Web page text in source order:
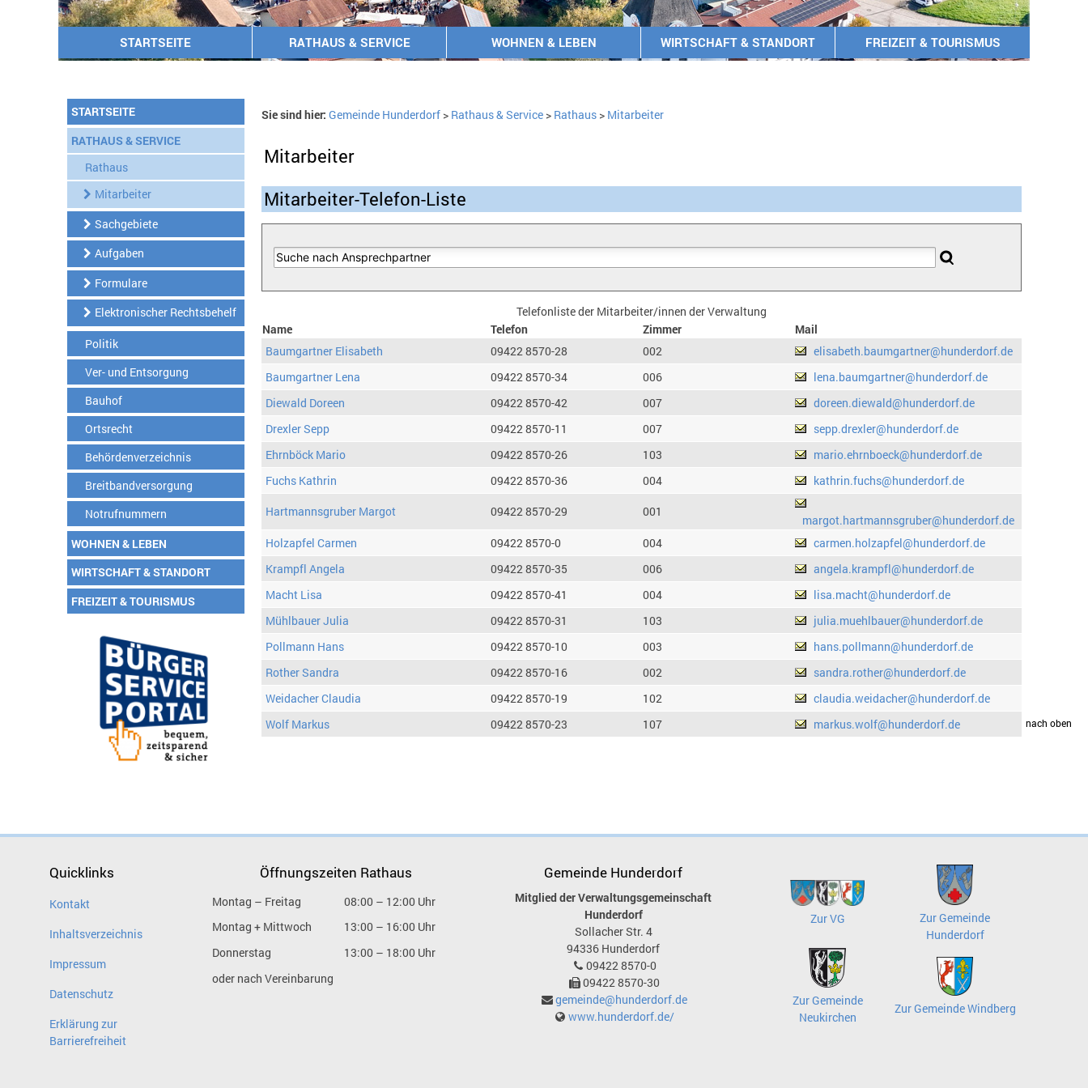
STARTSEITE RATHAUS & SERVICE WOHNEN & LEBEN WIRTSCHAFT & STANDORT FREIZEIT & TOURISMUS
STARTSEITE
RATHAUS & SERVICE
Rathaus
Mitarbeiter
Sachgebiete
Aufgaben
Formulare
Elektronischer Rechtsbehelf
Politik
Ver- und Entsorgung
Bauhof
Ortsrecht
Behördenverzeichnis
Breitbandversorgung
Notrufnummern
WOHNEN & LEBEN
WIRTSCHAFT & STANDORT
FREIZEIT & TOURISMUS
Sie sind hier: Gemeinde Hunderdorf> Rathaus & Service> Rathaus> Mitarbeiter
Mitarbeiter
Mitarbeiter-Telefon-Liste
Telefonliste der Mitarbeiter/innen der Verwaltung
Name
Telefon Zimmer
Mail
Baumgartner Elisabeth
09422 8570-28 002
elisabeth.baumgartner@hunderdorf.de
Baumgartner Lena
09422 8570-34 006
lena.baumgartner@hunderdorf.de
Diewald Doreen
09422 8570-42 007
doreen.diewald@hunderdorf.de
Drexler Sepp
09422 8570-11 007
sepp.drexler@hunderdorf.de
Ehrnböck Mario
09422 8570-26 103
mario.ehrnboeck@hunderdorf.de
Fuchs Kathrin
09422 8570-36 004
kathrin.fuchs@hunderdorf.de
Hartmannsgruber Margot
09422 8570-29 001
margot.hartmannsgruber@hunderdorf.de
Holzapfel Carmen
09422 8570-0 004
carmen.holzapfel@hunderdorf.de
Krampfl Angela
09422 8570-35 006
angela.krampfl@hunderdorf.de
Macht Lisa
09422 8570-41 004
lisa.macht@hunderdorf.de
Mühlbauer Julia
09422 8570-31 103
julia.muehlbauer@hunderdorf.de
Pollmann Hans
09422 8570-10 003
hans.pollmann@hunderdorf.de
Rother Sandra
09422 8570-16 002
sandra.rother@hunderdorf.de
Weidacher Claudia
09422 8570-19 102
claudia.weidacher@hunderdorf.de
Wolf Markus
09422 8570-23 107 markus.wolf@hunderdorf.dedrucken nach oben
Quicklinks
Kontakt
Inhaltsverzeichnis
Impressum
Datenschutz
Erklärung zur
Barrierefreiheit
Öffnungszeiten Rathaus
Montag – Freitag
08:00 – 12:00 Uhr
Montag + Mittwoch
13:00 – 16:00 Uhr
Donnerstag
13:00 – 18:00 Uhr
oder nach Vereinbarung
Gemeinde Hunderdorf
Mitglied der Verwaltungsgemeinschaft
Hunderdorf
Sollacher Str. 4
94336 Hunderdorf
09422 8570-0
09422 8570-30
gemeinde@hunderdorf.de
www.hunderdorf.de/
Zur VG
Zur Gemeinde
Hunderdorf
Zur Gemeinde
Neukirchen
Zur Gemeinde Windberg